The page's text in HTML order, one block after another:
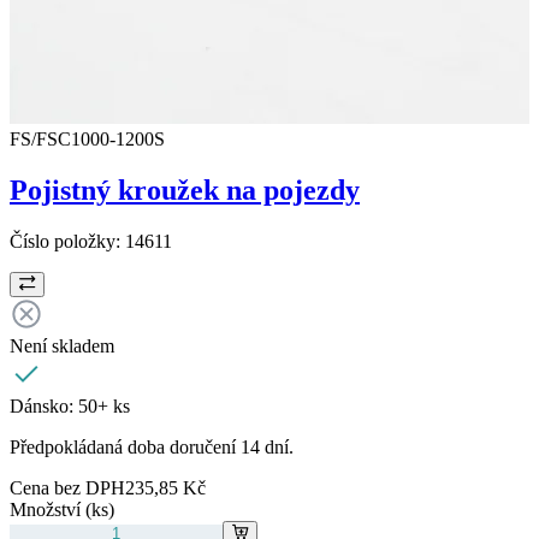
FS/FSC1000-1200S
Pojistný kroužek na pojezdy
Číslo položky: 14611
Není skladem
Dánsko: 50+ ks
Předpokládaná doba doručení 14 dní.
Cena bez DPH235,85 Kč
Množství (ks)